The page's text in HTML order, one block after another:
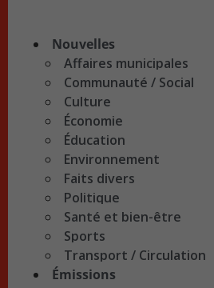
Nouvelles
Affaires municipales
Communauté / Social
Culture
Économie
Éducation
Environnement
Faits divers
Politique
Santé et bien-être
Sports
Transport / Circulation
Émissions